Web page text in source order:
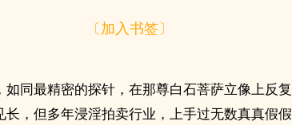
〔加入书签〕
如同最精密的探针，在那尊白石菩萨立像上反
长，但多年浸淫拍卖行业，上手过无数真真假